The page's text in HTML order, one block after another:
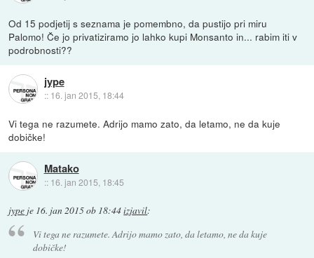
Od 15 podjetij s seznama je pomembno, da pustijo pri miru
Palomo! Če jo privatiziramo jo lahko kupi Monsanto in... rabim iti v
podrobnosti??
jype
:: 16. jan 2015, 18:44
Vi tega ne razumete. Adrijo mamo zato, da letamo, ne da kuje
dobičke!
Matako
:: 16. jan 2015, 18:45
jype je 16. jan 2015 ob 18:44izjavil:
Vi tega ne razumete. Adrijo mamo zato, da letamo, ne da kuje
dobičke!